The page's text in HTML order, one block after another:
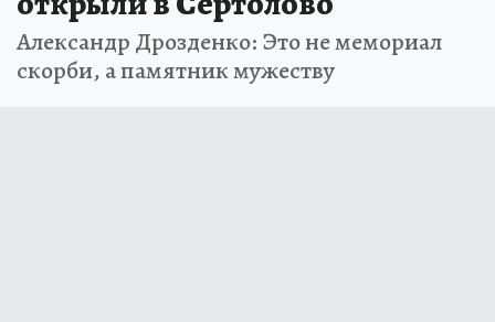
Александр Дрозденко: Это не мемориал
скорби, а памятник мужеству